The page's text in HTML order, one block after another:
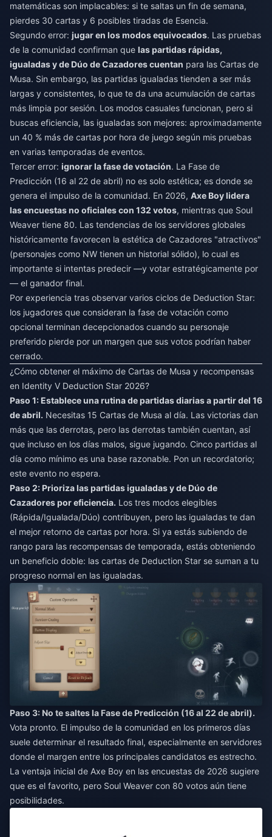
matemáticas son implacables: si te saltas un fin de semana,
pierdes 30 cartas y 6 posibles tiradas de Esencia.
Segundo error: jugar en los modos equivocados. Las pruebas
de la comunidad confirman que las partidas rápidas,
igualadas y de Dúo de Cazadores cuentan para las Cartas de
Musa. Sin embargo, las partidas igualadas tienden a ser más
largas y consistentes, lo que te da una acumulación de cartas
más limpia por sesión. Los modos casuales funcionan, pero si
buscas eficiencia, las igualadas son mejores: aproximadamente
un 40 % más de cartas por hora de juego según mis pruebas
en varias temporadas de eventos.
Tercer error: ignorar la fase de votación. La Fase de
Predicción (16 al 22 de abril) no es solo estética; es donde se
genera el impulso de la comunidad. En 2026, Axe Boy lidera
las encuestas no oficiales con 132 votos, mientras que Soul
Weaver tiene 80. Las tendencias de los servidores globales
históricamente favorecen la estética de Cazadores "atractivos"
(personajes como NW tienen un historial sólido), lo cual es
importante si intentas predecir —y votar estratégicamente por
— el ganador final.
Por experiencia tras observar varios ciclos de Deduction Star:
los jugadores que consideran la fase de votación como
opcional terminan decepcionados cuando su personaje
preferido pierde por un margen que sus votos podrían haber
cerrado.
¿Cómo obtener el máximo de Cartas de Musa y recompensas
en Identity V Deduction Star 2026?
Paso 1: Establece una rutina de partidas diarias a partir del 16
de abril. Necesitas 15 Cartas de Musa al día. Las victorias dan
más que las derrotas, pero las derrotas también cuentan, así
que incluso en los días malos, sigue jugando. Cinco partidas al
día como mínimo es una base razonable. Pon un recordatorio;
este evento no espera.
Paso 2: Prioriza las partidas igualadas y de Dúo de
Cazadores por eficiencia. Los tres modos elegibles
(Rápida/Igualada/Dúo) contribuyen, pero las igualadas te dan
el mejor retorno de cartas por hora. Si ya estás subiendo de
rango para las recompensas de temporada, estás obteniendo
un beneficio doble: las cartas de Deduction Star se suman a tu
progreso normal en las igualadas.
Paso 3: No te saltes la Fase de Predicción (16 al 22 de abril).
Vota pronto. El impulso de la comunidad en los primeros días
suele determinar el resultado final, especialmente en servidores
donde el margen entre los principales candidatos es estrecho.
La ventaja inicial de Axe Boy en las encuestas de 2026 sugiere
que es el favorito, pero Soul Weaver con 80 votos aún tiene
posibilidades.